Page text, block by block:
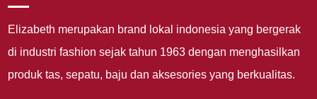
Elizabeth merupakan brand lokal indonesia yang bergerak
di industri fashion sejak tahun 1963 dengan menghasilkan
produk tas, sepatu, baju dan aksesories yang berkualitas.